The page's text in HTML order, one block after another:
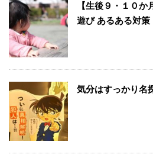
【生後９・１０
遊び あるある対策
気分はすっかり名